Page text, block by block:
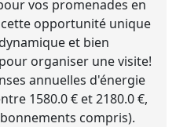
vos promenades en
cette opportunité unique
et bien
organiser une visite!
annuelles d'énergie
1580.0 € et 2180.0 €,
compris).